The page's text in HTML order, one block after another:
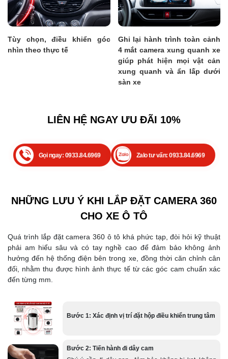
Tùy chọn, điều khiển góc
nhìn theo thực tế
Ghi lại hành trình toàn cảnh
4 mắt camera xung quanh xe
giúp phát hiện mọi vật cản
xung quanh và ẩn lấp dưới
sàn xe
LIÊN HỆ NGAY ƯU ĐÃI 10%
Gọi ngay: 0933.84.6969 Zalo tư vấn: 0933.84.6969
NHỮNG LƯU Ý KHI LẮP ĐẶT CAMERA 360
CHO XE Ô TÔ
Quá trình lắp đặt camera 360 ô tô khá phức tạp, đòi hỏi kỹ thuật
phải am hiểu sâu và có tay nghề cao để đảm bảo không ảnh
hưởng đến hệ thống điện bên trong xe, đồng thời căn chỉnh cân
đối, nhằm thu được hình ảnh thực tế từ các góc cam chuẩn xác
đến từng mm.
Bước 1: Xác định vị trí đặt hộp điều khiển trung tâm
Bước 2: Tiến hành đi dây cam